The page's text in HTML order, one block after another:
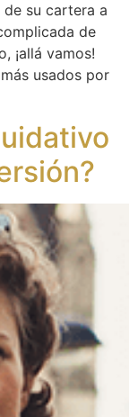
su cartera a
de
¡allá vamos!
usados ​​por